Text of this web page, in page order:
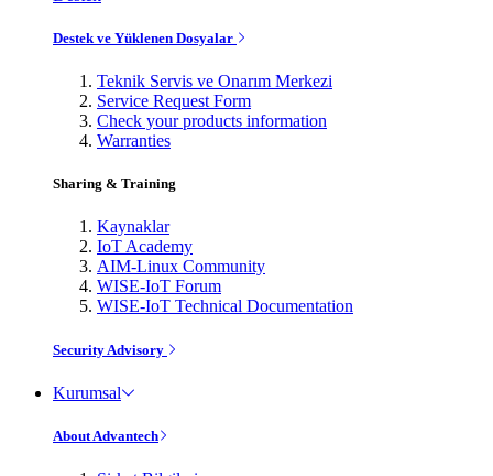
Destek ve Yüklenen Dosyalar
Teknik Servis ve Onarım Merkezi
Service Request Form
Check your products information
Warranties
Sharing & Training
Kaynaklar
IoT Academy
AIM-Linux Community
WISE-IoT Forum
WISE-IoT Technical Documentation
Security Advisory
Kurumsal
About Advantech